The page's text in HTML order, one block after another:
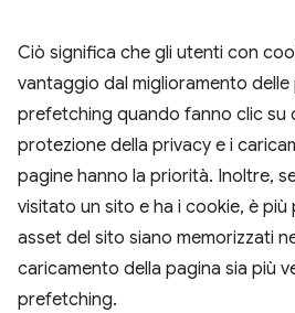
Ciò significa che gli utenti con
vantaggio dal miglioramento
prefetching quando fanno clic su
protezione della privacy e i
pagine hanno la priorità. Inoltre,
visitato un sito e ha i cookie, è più
asset del sito siano memorizzati
caricamento della pagina sia più
prefetching.